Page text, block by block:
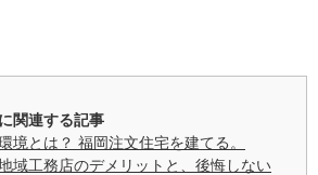
関連する記事
境とは？ 福岡注文住宅を建てる。
域工務店のデメリットと、後悔しない